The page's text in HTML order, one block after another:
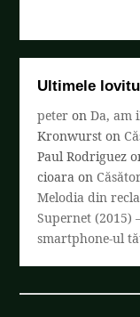
Ultimele
peter onDa, am
Kronwurst on
Paul Rodriguez
cioara on
Melodia din
Supernet (2015)
smartphone-ul